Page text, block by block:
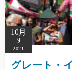
10月
9
2021
グレート・